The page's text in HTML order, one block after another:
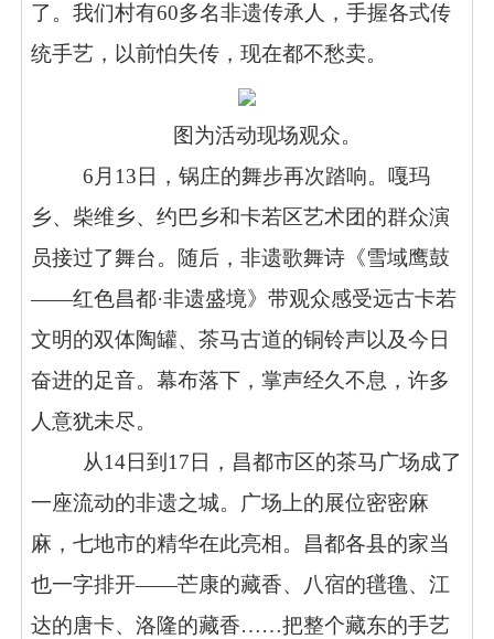
了。我们村有60多名非遗传承人，手握各式传
统手艺，以前怕失传，现在都不愁卖。
图为活动现场观众。
6月13日，锅庄的舞步再次踏响。嘎玛
乡、柴维乡、约巴乡和卡若区艺术团的群众演
员接过了舞台。随后，非遗歌舞诗《雪域鹰鼓
——红色昌都·非遗盛境》带观众感受远古卡若
文明的双体陶罐、茶马古道的铜铃声以及今日
奋进的足音。幕布落下，掌声经久不息，许多
人意犹未尽。
从14日到17日，昌都市区的茶马广场成了
一座流动的非遗之城。广场上的展位密密麻
麻，七地市的精华在此亮相。昌都各县的家当
也一字排开——芒康的藏香、八宿的氆氇、江
达的唐卡、洛隆的藏香……把整个藏东的手艺